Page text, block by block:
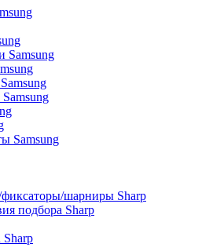
Samsung
Samsung
шарниры Sharp
подбора Sharp